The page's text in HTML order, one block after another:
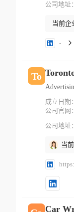
公司地址：
当前企
-
To
成立日期：
公司官网：
公司地址：
当
Car